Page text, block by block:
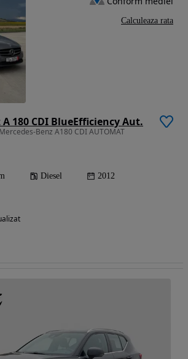
A 180 CDI BlueEfficiency Aut.
Benz A180 CDI AUTOMAT
Diesel 2012
Calculeaza rata